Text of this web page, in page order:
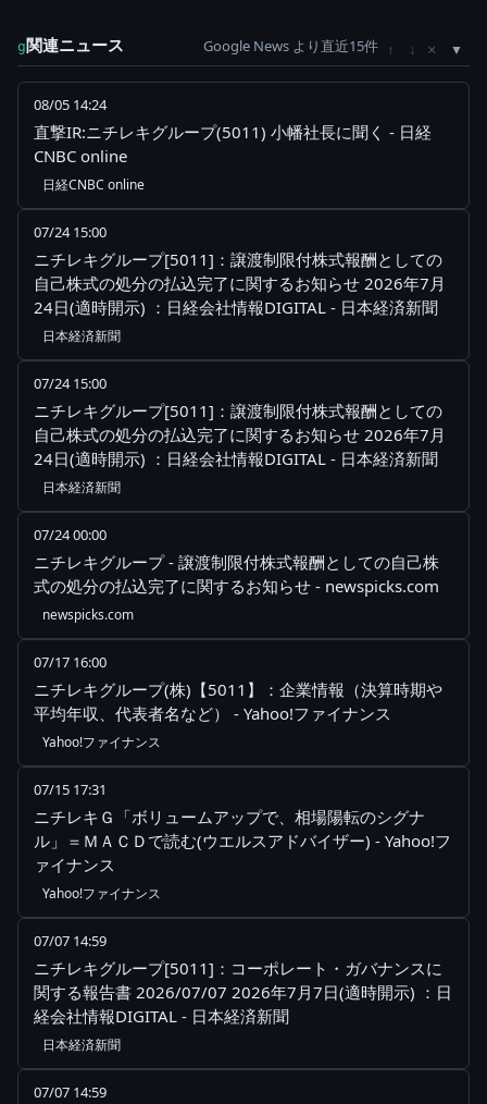
g関連ニュース Google News より直近15件 ↑ ↓ ×
08/05 14:24
直撃IR:ニチレキグループ(5011) 小幡社長に聞く - 日経
CNBC online
日経CNBC online
07/24 15:00
ニチレキグループ[5011]：譲渡制限付株式報酬としての
自己株式の処分の払込完了に関するお知らせ 2026年7月
24日(適時開示) ：日経会社情報DIGITAL - 日本経済新聞
日本経済新聞
07/24 15:00
ニチレキグループ[5011]：譲渡制限付株式報酬としての
自己株式の処分の払込完了に関するお知らせ 2026年7月
24日(適時開示) ：日経会社情報DIGITAL - 日本経済新聞
日本経済新聞
07/24 00:00
ニチレキグループ - 譲渡制限付株式報酬としての自己株
式の処分の払込完了に関するお知らせ - newspicks.com
newspicks.com
07/17 16:00
ニチレキグループ(株)【5011】：企業情報（決算時期や
平均年収、代表者名など） - Yahoo!ファイナンス
Yahoo!ファイナンス
07/15 17:31
ニチレキＧ「ボリュームアップで、相場陽転のシグナ
ル」＝ＭＡＣＤで読む(ウエルスアドバイザー) - Yahoo!フ
ァイナンス
Yahoo!ファイナンス
07/07 14:59
ニチレキグループ[5011]：コーポレート・ガバナンスに
関する報告書 2026/07/07 2026年7月7日(適時開示) ：日
経会社情報DIGITAL - 日本経済新聞
日本経済新聞
07/07 14:59